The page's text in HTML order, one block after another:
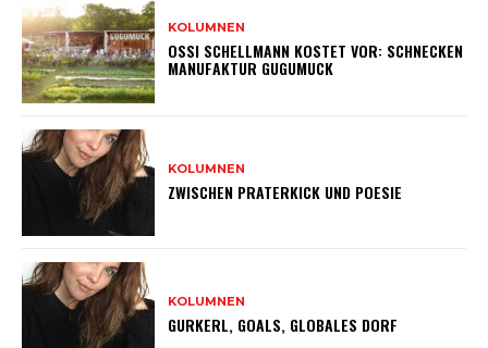
KOLUMNEN
OSSI SCHELLMANN KOSTET VOR: SCHNECKEN
MANUFAKTUR GUGUMUCK
KOLUMNEN
ZWISCHEN PRATERKICK UND POESIE
KOLUMNEN
GURKERL, GOALS, GLOBALES DORF